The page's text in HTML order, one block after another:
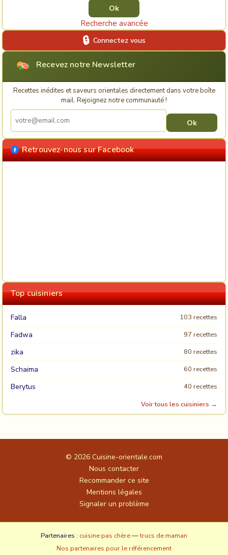
Recherche avancée
Connectez vous
Recevez notre Newsletter
Recettes inédites et saveurs orientales directement dans votre boîte
mail. Rejoignez notre communauté !
Retrouvez-nous sur Facebook
Top cuisiniers
Falla 103 recettes
Fadwa 97 recettes
zika 80 recettes
Schaima 60 recettes
Berytus
40 recettes
Voir tous les cuisiniers →
© 2026 Cuisine-orientale.com
Nous contacter
Recommander ce site
Mentions légales
Signaler un problème
Partenaires : cuisine pas chère—trucs de maman
Nos partenaires pour le référencement